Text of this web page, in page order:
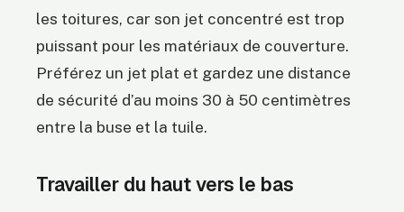
les toitures, car son jet concentré est trop
puissant pour les matériaux de couverture.
Préférez un jet plat et gardez une distance
de sécurité d’au moins 30 à 50 centimètres
entre la buse et la tuile.
Travailler du haut vers le bas